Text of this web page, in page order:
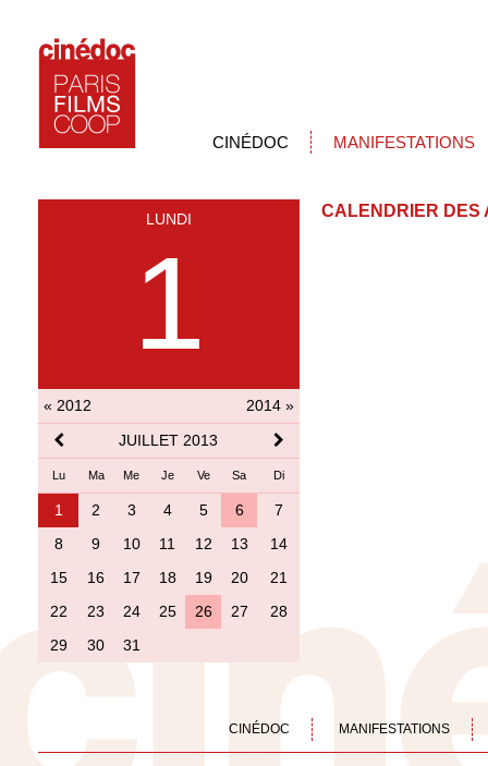
CINÉDOC MANIFESTATIONS
LUNDI
1
« 2012
2014 »
JUILLET 2013
Lu Ma Me Je Ve Sa Di
1 2 3 4 5 6
7
8
9 10 11 12 13
14
15
16 17 18 19 20
21
22
23 24 25 26 27
28
29
30 31
CALENDRIER DES
CINÉDOC MANIFESTATIONS